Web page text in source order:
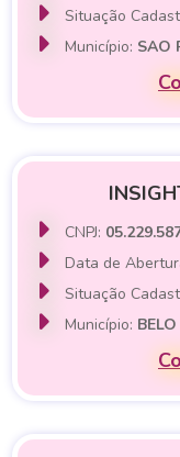
Situação
Município: SAO
CNPJ:
Data de
Situação
Município: